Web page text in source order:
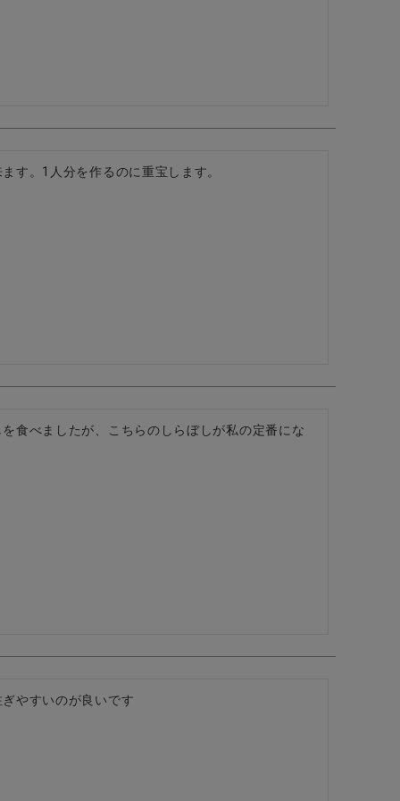
す。1人分を作るのに重宝します。
食べましたが、こちらのしらぼしが私の定番にな
やすいのが良いです